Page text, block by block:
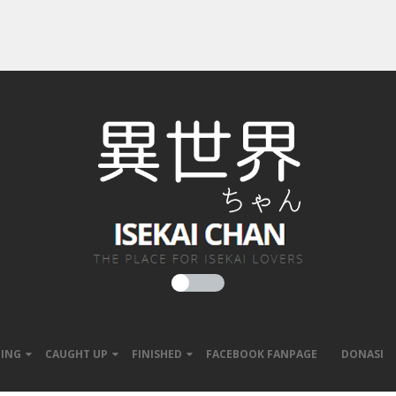
CAUGHT UP FINISHED FACEBOOK FANPAGE DONASI